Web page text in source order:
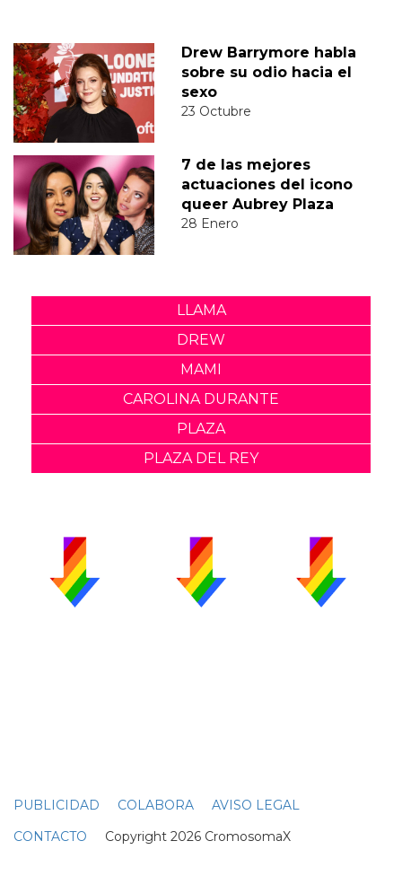
Drew Barrymore habla
sobre su odio hacia el
sexo
23 Octubre
7 de las mejores
actuaciones del icono
queer Aubrey Plaza
28 Enero
LLAMA
DREW
MAMI
CAROLINA DURANTE
PLAZA
PLAZA DEL REY
PUBLICIDAD COLABORA
AVISO LEGAL
CONTACTO Copyright 2026 CromosomaX